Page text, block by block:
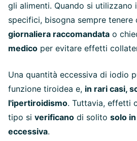
gli alimenti. Quando si utilizzano
specifici, bisogna sempre tenere
giornaliera raccomandata o
medico per evitare effetti
Una quantità eccessiva di iodio
funzione tiroidea e, in rari casi,
l'ipertiroidismo. Tuttavia, effetti
tipo si verificano di solito solo
eccessiva.